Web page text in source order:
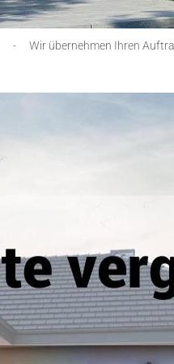
- Wir übernehmen Ihren